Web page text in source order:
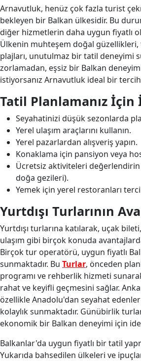
Arnavutluk, henüz çok fazla turist
bekleyen bir Balkan ülkesidir. Bu
diğer hizmetlerin daha uygun fiyatlı
Ülkenin muhteşem doğal güzellikleri,
plajları, unutulmaz bir tatil deneyimi
zorlamadan, eşsiz bir Balkan
istiyorsanız Arnavutluk ideal bir
Tatil Planlamanız İçin
Seyahatinizi düşük sezonlarda
Yerel ulaşım araçlarını kullanın.
Yerel pazarlardan alışveriş yapın.
Konaklama için pansiyon veya
Ücretsiz aktiviteleri
doğa gezileri).
Yemek için yerel restoranları
Yurtdışı Turlarının
Yurtdışı turlarına katılarak, uçak
ulaşım gibi birçok konuda
Birçok tur operatörü, uygun fiyatlı
sunmaktadır. Bu Turlar, önceden
programı ve rehberlik hizmeti
rahat ve keyifli geçmesini sağlar.
özellikle Anadolu'dan seyahat
kolaylık sunmaktadır. Günübirlik
ekonomik bir Balkan deneyimi için
Balkanlar'da uygun fiyatlı bir tatil
Yukarıda bahsedilen ülkeleri ve